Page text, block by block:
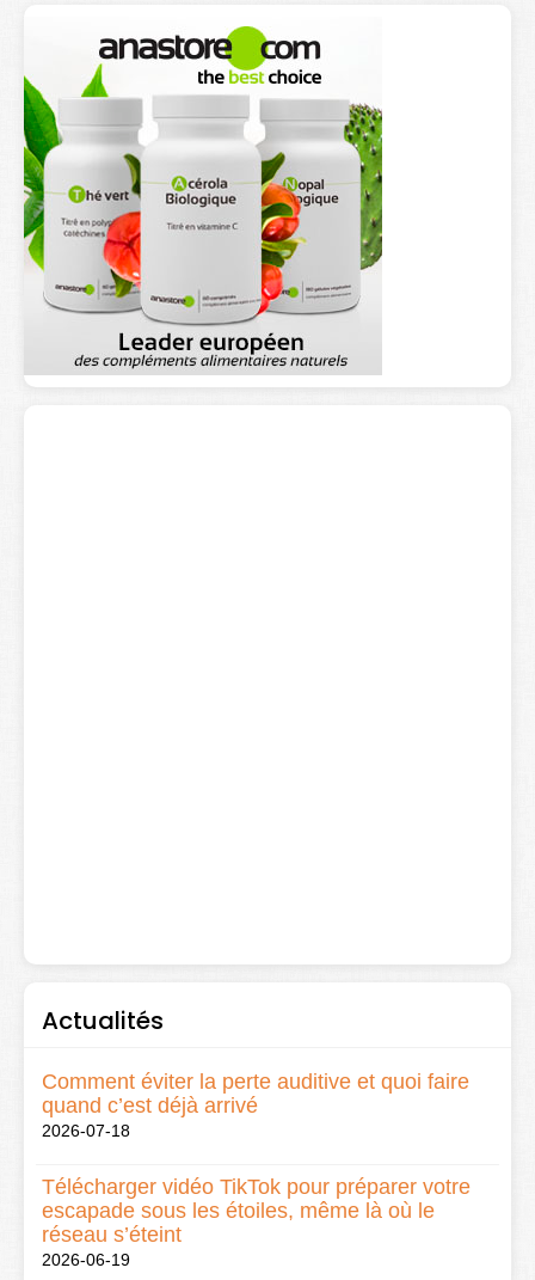
Actualités
Comment éviter la perte auditive et quoi faire
quand c’est déjà arrivé
2026-07-18
Télécharger vidéo TikTok pour préparer votre
escapade sous les étoiles, même là où le
réseau s’éteint
2026-06-19